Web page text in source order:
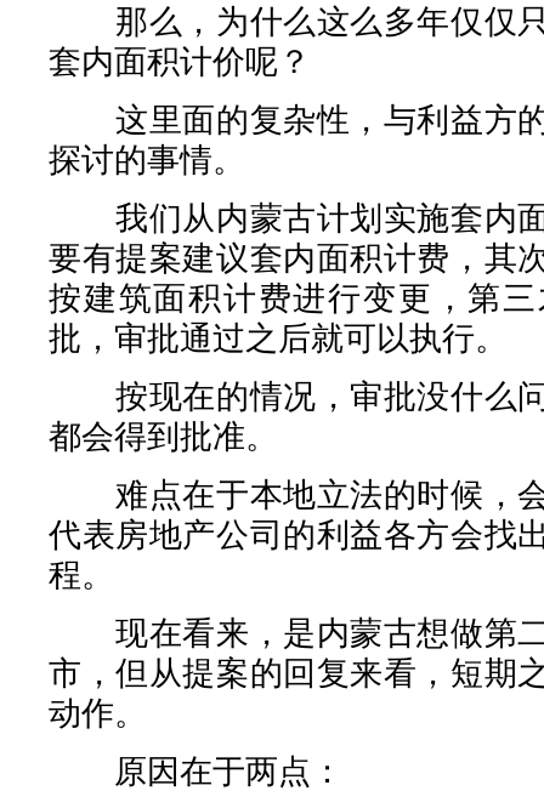
那么，为什么这么多年仅仅
套内面积计价呢？
这里面的复杂性，与利益方
探讨的事情。
我们从内蒙古计划实施套内
要有提案建议套内面积计费，其
按建筑面积计费进行变更，第
批，审批通过之后就可以执行。
按现在的情况，审批没什么
都会得到批准。
难点在于本地立法的时候，
代表房地产公司的利益各方会找
程。
现在看来，是内蒙古想做第
市，但从提案的回复来看，短期
动作。
原因在于两点：